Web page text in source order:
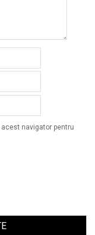
navigator pentru